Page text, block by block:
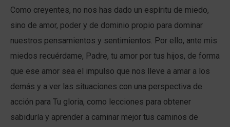
Como creyentes, no nos has dado un espíritu de miedo,
sino de amor, poder y de dominio propio para dominar
nuestros pensamientos y sentimientos. Por ello, ante mis
miedos recuérdame, Padre, tu amor por tus hijos, de forma
que ese amor sea el impulso que nos lleve a amar a los
demás y a ver las situaciones con una perspectiva de
acción para Tu gloria, como lecciones para obtener
sabiduría y aprender a caminar mejor tus caminos de